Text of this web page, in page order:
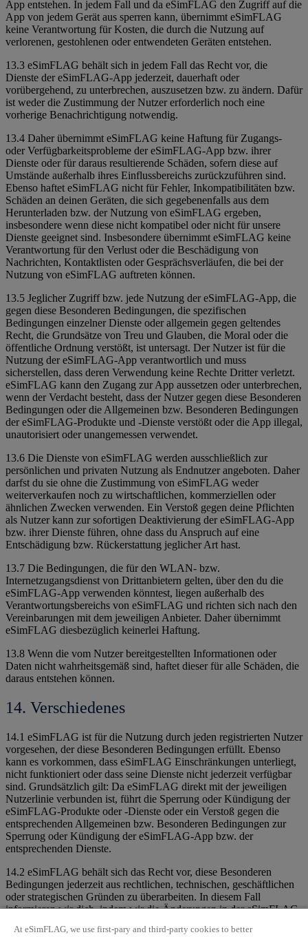
App entstehen. In jedem Fall und da eSimFLAG den Zugriff auf die
App von jedem Gerät aus sperren kann, übernimmt eSimFLAG
keine Verantwortung für Kosten, die durch die Nutzung auf
verlorenen, gestohlenen oder entwendeten Geräten entstehen.
13.3 eSimFLAG behält sich in jedem Fall das Recht vor, die
Dienste der eSimFLAG-App jederzeit, dauerhaft oder
vorübergehend, zu unterbrechen, auszusetzen bzw. zu ändern. Dafür
ist weder die Zustimmung der Nutzer erforderlich noch eine
vorherige Benachrichtigung notwendig.
13.4 Daher übernimmt eSimFLAG keine Haftung für Zugangs-
oder Verfügbarkeitsprobleme der eSimFLAG-App bzw. ihrer
Dienste oder für daraus resultierende Schäden, sofern diese auf
Umstände außerhalb ihres Einflussbereichs zurückzuführen sind.
Ebenso haftet eSimFLAG nicht für Fehler, Inkompatibilitäten bzw.
Schäden an deinen Geräten, die sich gegebenenfalls aus dem
Herunterladen bzw. der Nutzung von eSimFLAG ergeben,
insbesondere wenn diese nicht kompatibel oder nicht für unsere
Dienste geeignet sind. Insbesondere übernimmt eSimFLAG keine
Verantwortung für den Verlust oder die Beschädigung von
Nachrichten, Kontaktlisten oder Gesprächsverläufen, die bei der
Nutzung von eSimFLAG auftreten können.
13.5 Jeglicher Zugriff bzw. jede Nutzung der eSimFLAG-App, die
gegen diese Besonderen Bedingungen, die spezifischen
Bedingungen einzelner Dienste oder allgemein gegen geltendes
Recht, die Grundsätze von Treu und Glauben, die Moral oder die
öffentliche Ordnung verstößt, ist untersagt. Der Nutzer ist für die
Nutzung der eSimFLAG-App verantwortlich und muss
sicherstellen, dass deren Verwendung keine Rechte Dritter verletzt.
eSimFLAG kann den Zugang zur App aussetzen oder unterbrechen,
wenn der Verdacht besteht, dass der Nutzer gegen diese Besonderen
Bedingungen oder die Allgemeinen bzw. Besonderen Bedingungen
der eSimFLAG-Produkte und -Dienste verstößt oder die App illegal,
unautorisiert oder unangemessen verwendet.
13.6 Die Dienste von eSimFLAG werden ausschließlich zur
persönlichen und privaten Nutzung als Endnutzer angeboten. Daher
darfst du sie ohne die Zustimmung von eSimFLAG weder
weiterverkaufen noch zu wirtschaftlichen, kommerziellen oder
ähnlichen Zwecken verwenden. Ein Verstoß gegen deine Pflichten
als Nutzer kann zur sofortigen Deaktivierung der eSimFLAG-App
bzw. ihrer Dienste führen, ohne dass du Anspruch auf eine
Entschädigung bzw. Rückerstattung jeglicher Art hast.
13.7 Die Bedingungen, die für den WLAN- bzw.
Internetzugangsdienst von Drittanbietern gelten, über den du die
eSimFLAG-App verwenden könntest, liegen außerhalb des
Verantwortungsbereichs von eSimFLAG und richten sich nach den
Vereinbarungen mit dem jeweiligen Anbieter. Daher übernimmt
eSimFLAG diesbezüglich keinerlei Haftung.
13.8 Wenn die vom Nutzer bereitgestellten Informationen oder
Daten nicht wahrheitsgemäß sind, haftet dieser für alle Schäden, die
daraus entstehen können.
14. Verschiedenes
14.1 eSimFLAG ist für die Nutzung durch jeden registrierten Nutzer
vorgesehen, der diese Besonderen Bedingungen erfüllt. Ebenso
kann es vorkommen, dass eSimFLAG Einschränkungen unterliegt,
nicht funktioniert oder dass seine Dienste nicht jederzeit verfügbar
sind. Grundsätzlich gilt: Da eSimFLAG direkt mit der jeweiligen
Nutzerlinie verbunden ist, führt die Sperrung oder Kündigung der
eSimFLAG-Produkte oder -Dienste oder ein Verstoß gegen die
entsprechenden Allgemeinen bzw. Besonderen Bedingungen zur
Sperrung oder Kündigung der eSimFLAG-App bzw. der
entsprechenden Dienste.
14.2 eSimFLAG behält sich das Recht vor, diese Besonderen
Bedingungen jederzeit aus rechtlichen, technischen, geschäftlichen
oder strategischen Gründen zu überarbeiten. In diesem Fall
informieren wir dich, indem wir die Änderungen in der eSimFLAG-
Deaktivierung als Nutzer beantragst, gilt dies als Zustimmung zu
At eSimFLAG, we use first-pary and third-party cookies to better